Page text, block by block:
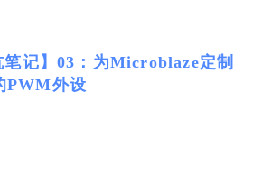
笔记】03：为Microblaze定制
PWM外设